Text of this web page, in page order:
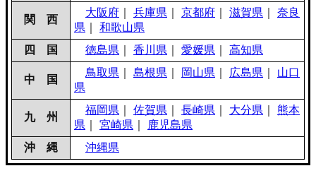
関 西
大阪府 兵庫県 京都府 滋賀県
奈良
県
和歌山県
四 国
徳島県 香川県 愛媛県 高知県
中 国
鳥取県 島根県 岡山県 広島県
山口
県
九 州
福岡県 佐賀県 長崎県 大分県
熊本
県
宮崎県
鹿児島県
沖 縄
沖縄県